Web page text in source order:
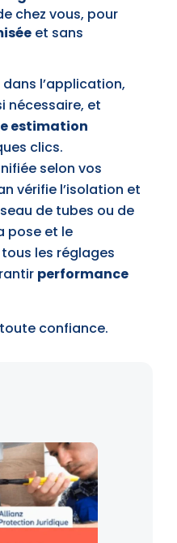
chez vous, pour
et sans
l’application,
nécessaire, et
estimation
clics.
selon vos
vérifie l’isolation et
de tubes ou de
pose et le
les réglages
performance
confiance.